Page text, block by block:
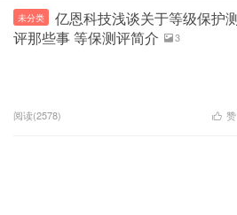
亿恩科技信息资
未分类
亿恩科技浅谈关于等级保护
评那些事 等保测评简介
3
阅读(2578) 